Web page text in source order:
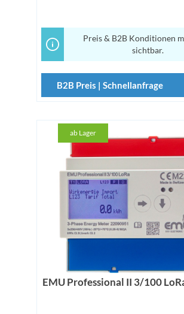
Preis & B2B Konditionen
sichtbar.
B2B Preis | Schnellanfrage
ab Lager
EMU Professional II 3/100